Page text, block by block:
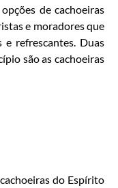
de cachoeiras
e moradores que
e refrescantes. Duas
são as cachoeiras
do Espírito